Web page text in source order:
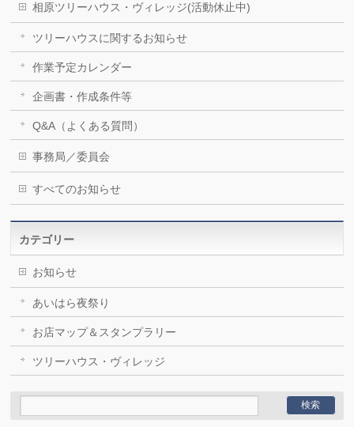
相原ツリーハウス・ヴィレッジ(活動休止中)
ツリーハウスに関するお知らせ
作業予定カレンダー
企画書・作成条件等
Q&A（よくある質問）
事務局／委員会
すべてのお知らせ
カテゴリー
お知らせ
あいはら夜祭り
お店マップ＆スタンプラリー
ツリーハウス・ヴィレッジ